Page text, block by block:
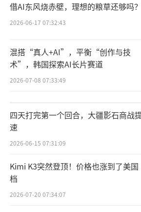
借AI东风烧赤壁，理想的粮草还够吗？
2026-06-17 07:32:43
混搭“真人+AI”，平衡“创作与技
术”，韩国探索AI长片赛道
2026-07-08 07:33:49
四天打完第一个回合，大疆影石商战
速
2026-06-15 07:31:09
Kimi K3突然登顶！价格也涨到了美国
档
2026-07-20 07:34:07